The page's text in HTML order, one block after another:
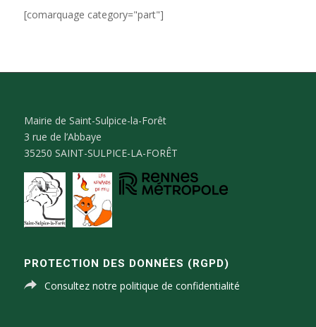
[comarquage category="part"]
Mairie de Saint-Sulpice-la-Forêt
3 rue de l’Abbaye
35250 SAINT-SULPICE-LA-FORÊT
PROTECTION DES DONNÉES (RGPD)
Consultez notre politique de confidentialité